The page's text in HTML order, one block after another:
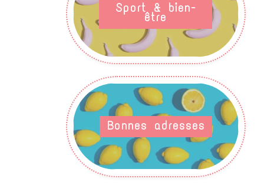
Sport & bien-
être
Bonnes adresses